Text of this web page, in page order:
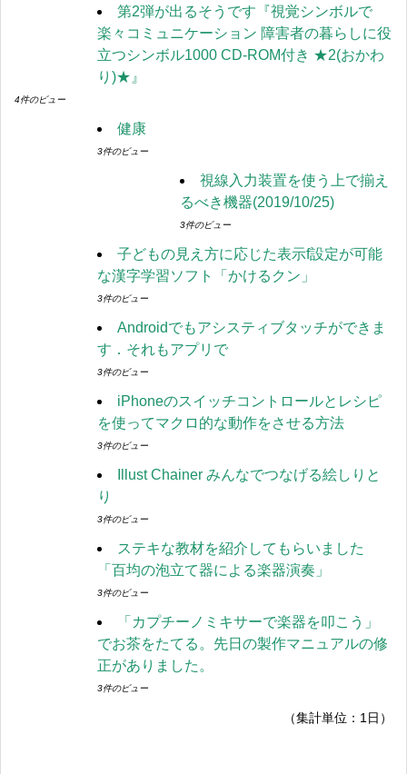
第2弾が出るそうです『視覚シンボルで
楽々コミュニケーション 障害者の暮らしに役
立つシンボル1000 CD-ROM付き ★2(おかわ
り)★』
4件のビュー
健康
3件のビュー
視線入力装置を使う上で揃え
るべき機器(2019/10/25)
3件のビュー
子どもの見え方に応じた表示f設定が可能
な漢字学習ソフト「かけるクン」
3件のビュー
Androidでもアシスティブタッチができま
す．それもアプリで
3件のビュー
iPhoneのスイッチコントロールとレシピ
を使ってマクロ的な動作をさせる方法
3件のビュー
Illust Chainer みんなでつなげる絵しりと
り
3件のビュー
ステキな教材を紹介してもらいました
「百均の泡立て器による楽器演奏」
3件のビュー
「カプチーノミキサーで楽器を叩こう」
でお茶をたてる。先日の製作マニュアルの修
正がありました。
3件のビュー
（集計単位：1日）